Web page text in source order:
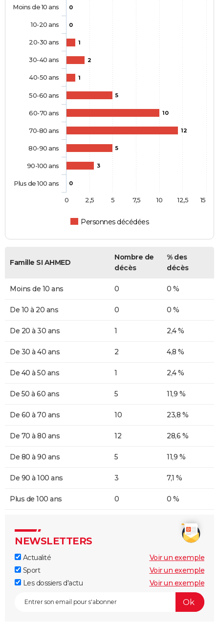
0
0
1
2
1
5
10
12
5
3
0
Personnes décédées
Moins de 10 ans
10-20 ans
20-30 ans
30-40 ans
40-50 ans
50-60 ans
60-70 ans
70-80 ans
80-90 ans
90-100 ans
Plus de 100 ans
0 2,5 5 7,5 10 12,5 15
Famille SI AHMED
Nombre de
décès
% des
décès
Moins de 10 ans 0 0 %
De 10 à 20 ans 0 0 %
De 20 à 30 ans 1 2,4 %
De 30 à 40 ans 2 4,8 %
De 40 à 50 ans 1 2,4 %
De 50 à 60 ans 5 11,9 %
De 60 à 70 ans 10 23,8 %
De 70 à 80 ans 12 28,6 %
De 80 à 90 ans 5 11,9 %
De 90 à 100 ans 3 7,1 %
Plus de 100 ans 0 0 %
NEWSLETTERS
Actualité
Voir un exemple
Sport
Voir un exemple
Les dossiers d'actu
Voir un exemple